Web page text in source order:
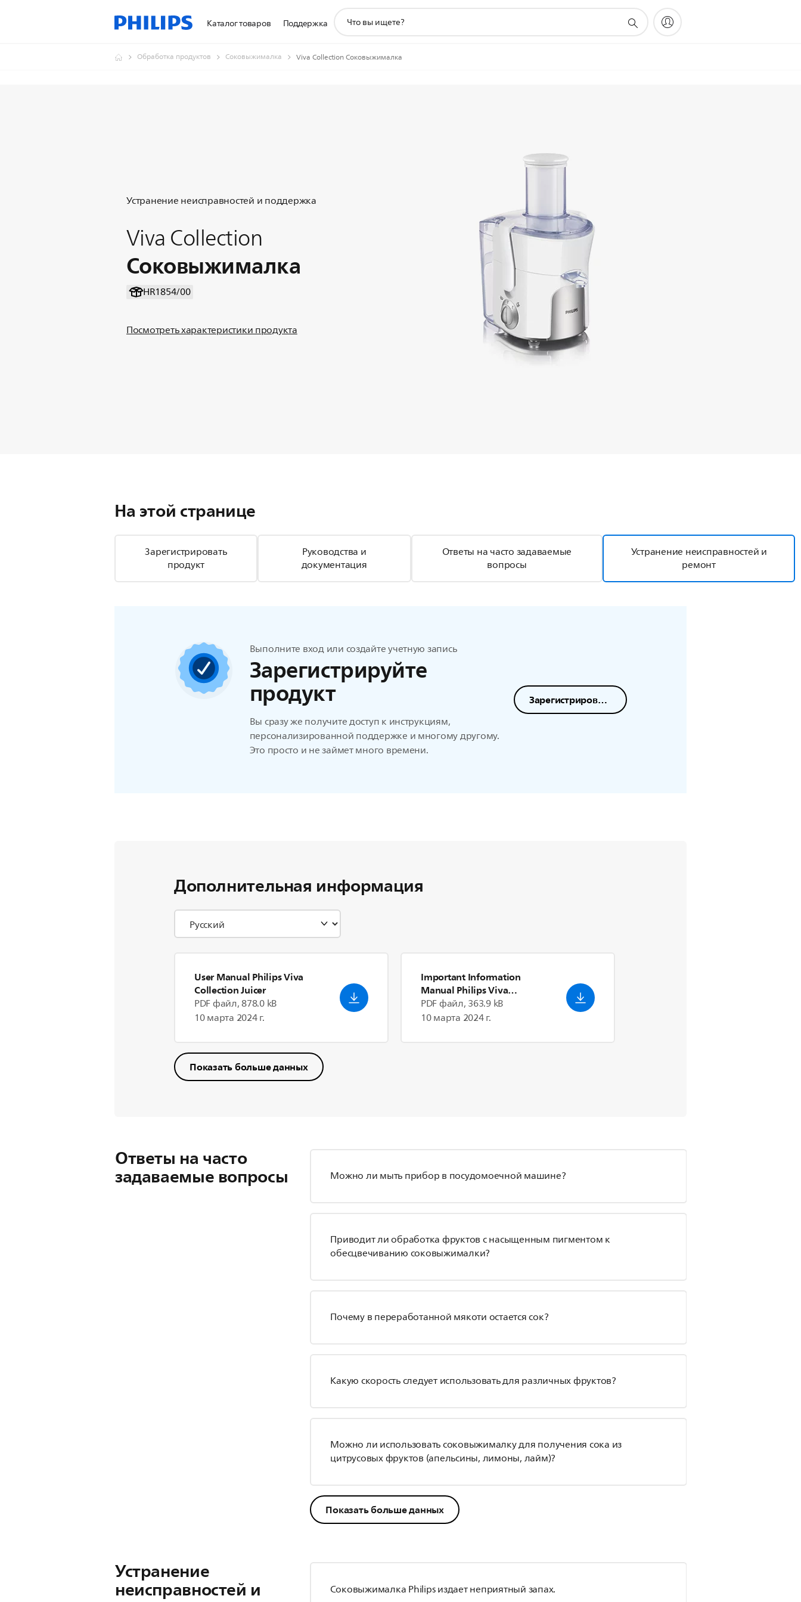
Каталог товаров Поддержка
поддержки
Обработка продуктов Соковыжималка Viva Collection Соковыжималка
Устранение неисправностей и поддержка
Viva Collection
Соковыжималка
HR1854/00
Посмотреть характеристики продукта
На этой странице
Зарегистрировать
продукт
Руководства и
документация
Ответы на часто задаваемые
вопросы
Устранение неисправностей и
ремонт
Выполните вход или создайте учетную запись
Зарегистрируйте
продукт
Вы сразу же получите доступ к инструкциям,
персонализированной поддержке и многому другому.
Это просто и не займет много времени.
Зарегистрировать
Дополнительная информация
User Manual Philips Viva
Collection Juicer
PDF файл, 878.0 kB
10 марта 2024 г.
Important Information
Manual Philips Viva
Collection Juicer
PDF файл, 363.9 kB
10 марта 2024 г.
Показать больше данных
Ответы на часто
задаваемые вопросы Можно ли мыть прибор в посудомоечной машине?
Приводит ли обработка фруктов с насыщенным пигментом к
обесцвечиванию соковыжималки?
Почему в переработанной мякоти остается сок?
Какую скорость следует использовать для различных фруктов?
Можно ли использовать соковыжималку для получения сока из
цитрусовых фруктов (апельсины, лимоны, лайм)?
Показать больше данных
Устранение
неисправностей и Соковыжималка Philips издает неприятный запах.